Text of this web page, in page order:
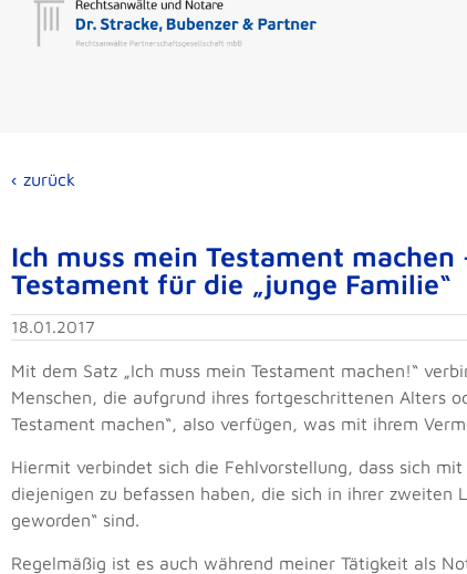
‹ zurück
Ich muss mein Testament
Testament für die „junge Familie“
18.01.2017
Mit dem Satz „Ich muss mein Testament machen!“
Menschen, die aufgrund ihres fortgeschrittenen Alters
Testament machen“, also verfügen, was mit ihrem
Hiermit verbindet sich die Fehlvorstellung, dass sich
diejenigen zu befassen haben, die sich in ihrer zweiten
geworden“ sind.
Regelmäßig ist es auch während meiner Tätigkeit als